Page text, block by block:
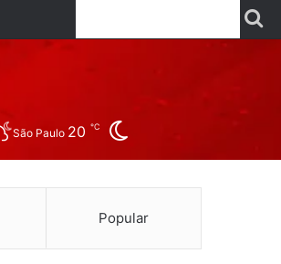
YouTube
São Paulo 20 ℃
Popular